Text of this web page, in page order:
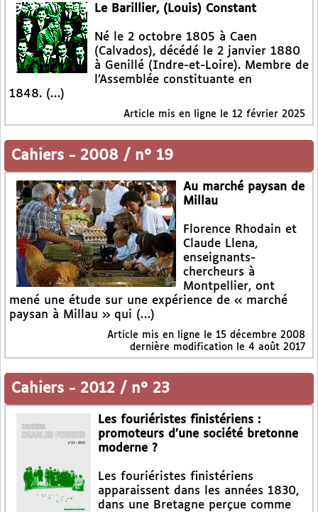
Le Barillier, (Louis) Constant
Né le 2 octobre 1805 à Caen
(Calvados), décédé le 2 janvier 1880
à Genillé (Indre-et-Loire). Membre de
l’Assemblée constituante en
1848. (…)
Article mis en ligne le 12 février 2025
Cahiers - 2008 / n° 19
Au marché paysan de
Millau
Florence Rhodain et
Claude Llena,
enseignants-
chercheurs à
Montpellier, ont
mené une étude sur une expérience de « marché
paysan à Millau » qui (…)
Article mis en ligne le 15 décembre 2008
dernière modification le 4 août 2017
Cahiers - 2012 / n° 23
Les fouriéristes finistériens :
promoteurs d’une société bretonne
moderne ?
Les fouriéristes finistériens
apparaissent dans les années 1830,
dans une Bretagne perçue comme